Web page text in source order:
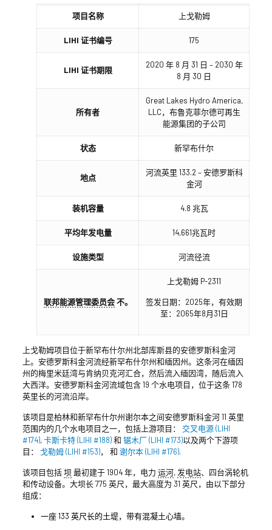
项目名称 上戈勒姆
LIHI 证书编号 175
LIHI 证书期限
2020 年 8 月 31 日 – 2030 年
8 月 30 日
所有者
Great Lakes Hydro America,
LLC，布鲁克菲尔德可再生
能源集团的子公司
状态 新罕布什尔
地点
河流英里 133.2 – 安德罗斯科
金河
装机容量 4.8 兆瓦
平均年发电量 14,661兆瓦时
设施类型 河流径流
联邦能源管理委员会不。
上戈勒姆 P-2311
签发日期：2025年，有效期
至：2065年8月31日
上戈勒姆项目位于新罕布什尔州北部库斯县的安德罗斯科金河
上。安德罗斯科金河流经新罕布什尔州和缅因州。这条河在缅因
州的梅里米廷湾与肯纳贝克河汇合，然后流入缅因湾，随后流入
大西洋。安德罗斯科金河流域包含 19 个水电项目，位于这条 178
英里长的河流沿岸。
该项目是柏林和新罕布什尔州谢尔本之间安德罗斯科金河 11 英里
范围内的几个水电项目之一，包括上游项目： 交叉电源 (LIHI
#174),卡斯卡特 (LIHI #188)和 锯木厂 (LIHI #173)以及两个下游项
目： 戈勒姆 (LIHI #153)， 和 谢尔本 (LIHI #176).
该项目包括坝 最初建于 1904 年，电力 运河, 发电站、四台涡轮机
和传动设备。大坝长 775 英尺，最大高度为 31 英尺，由以下部分
组成：
一座 133 英尺长的土堤，带有混凝土心墙。